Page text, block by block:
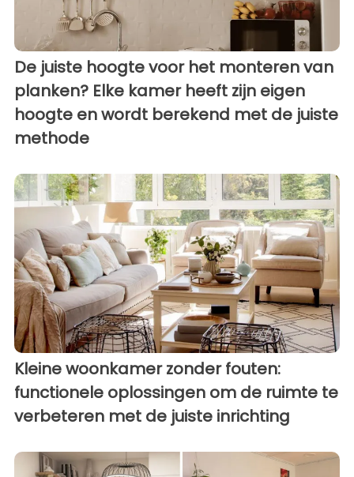
De juiste hoogte voor het monteren van
planken? Elke kamer heeft zijn eigen
hoogte en wordt berekend met de juiste
methode
Kleine woonkamer zonder fouten:
functionele oplossingen om de ruimte te
verbeteren met de juiste inrichting